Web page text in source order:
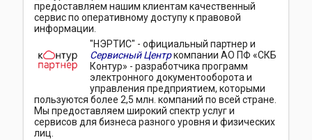
предоставляем нашим клиентам качественный
сервис по оперативному доступу к правовой
информации.
"НЭРТИС" - официальный партнер и
Сервисный Центркомпании АО ПФ «СКБ
Контур» - разработчика программ
электронного документооборота и
управления предприятием, которыми
пользуются более 2,5 млн. компаний по всей стране.
Мы предоставляем широкий спектр услуг и
сервисов для бизнеса разного уровня и физических
лиц.